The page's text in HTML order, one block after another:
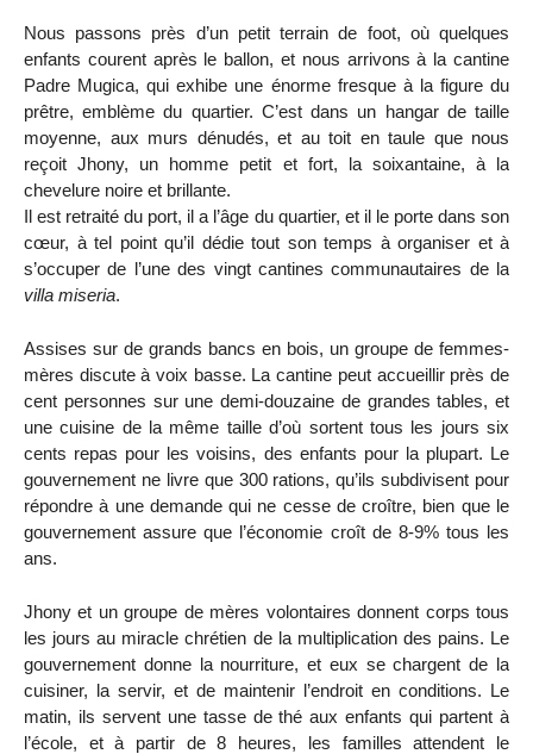
Nous passons près d’un petit terrain de foot, où quelques
enfants courent après le ballon, et nous arrivons à la cantine
Padre Mugica, qui exhibe une énorme fresque à la figure du
prêtre, emblème du quartier. C’est dans un hangar de taille
moyenne, aux murs dénudés, et au toit en taule que nous
reçoit Jhony, un homme petit et fort, la soixantaine, à la
chevelure noire et brillante.
Il est retraité du port, il a l’âge du quartier, et il le porte dans son
cœur, à tel point qu’il dédie tout son temps à organiser et à
s’occuper de l’une des vingt cantines communautaires de la
villa miseria.
Assises sur de grands bancs en bois, un groupe de femmes-
mères discute à voix basse. La cantine peut accueillir près de
cent personnes sur une demi-douzaine de grandes tables, et
une cuisine de la même taille d’où sortent tous les jours six
cents repas pour les voisins, des enfants pour la plupart. Le
gouvernement ne livre que 300 rations, qu’ils subdivisent pour
répondre à une demande qui ne cesse de croître, bien que le
gouvernement assure que l’économie croît de 8-9% tous les
ans.
Jhony et un groupe de mères volontaires donnent corps tous
les jours au miracle chrétien de la multiplication des pains. Le
gouvernement donne la nourriture, et eux se chargent de la
cuisiner, la servir, et de maintenir l’endroit en conditions. Le
matin, ils servent une tasse de thé aux enfants qui partent à
l’école, et à partir de 8 heures, les familles attendent le